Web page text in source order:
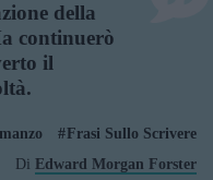
della
continuerò
il
Frasi Sullo Scrivere
Di Edward Morgan Forster